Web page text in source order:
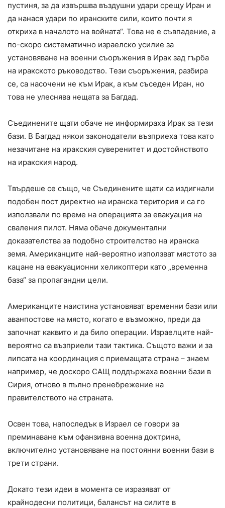
пустиня, за да извършва въздушни удари срещу Иран и
да нанася удари по иранските сили, които почти я
откриха в началото на войната“. Това не е съвпадение, а
по-скоро систематично израелско усилие за
установяване на военни съоръжения в Ирак зад гърба
на иракското ръководство. Тези съоръжения, разбира
се, са насочени не към Ирак, а към съседен Иран, но
това не улеснява нещата за Багдад.
Съединените щати обаче не информираха Ирак за тези
бази. В Багдад някои законодатели възприеха това като
незачитане на иракския суверенитет и достойнството
на иракския народ.
Твърдеше се също, че Съединените щати са издигнали
подобен пост директно на иранска територия и са го
използвали по време на операцията за евакуация на
сваления пилот. Няма обаче документални
доказателства за подобно строителство на иранска
земя. Американците най-вероятно използват мястото за
кацане на евакуационни хеликоптери като „временна
база“ за пропагандни цели.
Американците наистина установяват временни бази или
аванпостове на място, когато е възможно, преди да
започнат каквито и да било операции. Израелците най-
вероятно са възприели тази тактика. Същото важи и за
липсата на координация с приемащата страна – знаем
например, че доскоро САЩ поддържаха военни бази в
Сирия, отново в пълно пренебрежение на
правителството на страната.
Освен това, напоследък в Израел се говори за
преминаване към офанзивна военна доктрина,
включително установяване на постоянни военни бази в
трети страни.
Докато тези идеи в момента се изразяват от
крайнодесни политици, балансът на силите в